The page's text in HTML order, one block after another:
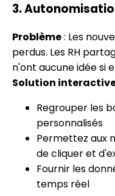
3.
Problème: Les
perdus. Les RH
n'ont aucune idée si
Solution
Regrouper les
personnalisés
Permettez aux
de cliquer et
Fournir les
temps réel